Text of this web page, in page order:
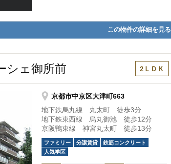
この物件の詳細を見る
シェ御所前 2ＬＤＫ
京都市中京区大津町663
地下鉄烏丸線 丸太町 徒歩3分
地下鉄東西線 烏丸御池 徒歩12分
京阪鴨東線 神宮丸太町 徒歩13分
ファミリー 分譲賃貸
鉄筋コンクリート
人気学区